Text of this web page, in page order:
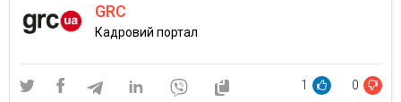
GRC
Кадровий портал
1 0